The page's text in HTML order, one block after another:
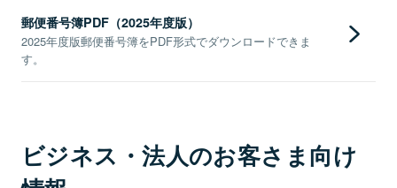
郵便番号簿PDF（2025年度版）
2025年度版郵便番号簿をPDF形式でダウンロードできま
す。
ビジネス・法人のお客さま向け